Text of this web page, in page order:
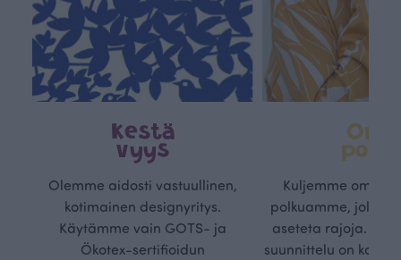
Kestä
vyys
Olemme aidosti vastuullinen,
kotimainen designyritys.
Käytämme vain GOTS- ja
Ökotex-sertifioidun
Oma
Kuljemme omaa,
polkuamme, jolla
aseteta rajoja.
suunnittelu on